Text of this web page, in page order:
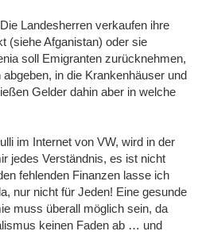
Landesherren verkaufen ihre
(siehe Afganistan) oder sie
soll Emigranten zurücknehmen,
in die Krankenhäuser und
Gelder dahin aber in welche
im Internet von VW, wird in der
jedes Verständnis, es ist nicht
fehlenden Finanzen lasse ich
nur nicht für Jeden! Eine gesunde
muss überall möglich sein, da
keinen Faden ab … und